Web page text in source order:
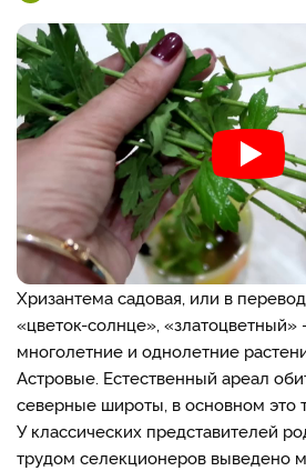
Хризантема садовая, или в
«цветок-солнце», «златоцветный»
многолетние и однолетние
Астровые. Естественный ареал
северные широты, в основном это
У классических представителей
трудом селекционеров выведено